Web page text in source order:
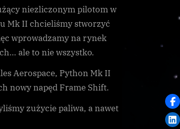
niezliczonym pilotom w
Mk II chcieliśmy stworzyć
wprowadzamy na rynek
ale to nie wszystko.
Aerospace, Python Mk II
nowy napęd Frame Shift.
zużycie paliwa, a nawet